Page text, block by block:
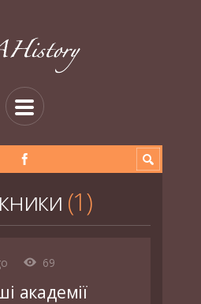
1
69
академії